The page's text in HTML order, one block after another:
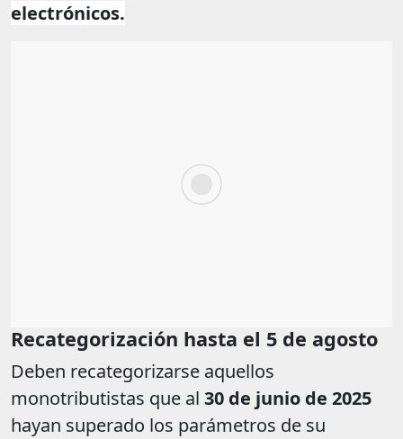
electrónicos.
Recategorización hasta el 5 de agosto
Deben recategorizarse aquellos
monotributistas que al 30 de junio de 2025
hayan superado los parámetros de su